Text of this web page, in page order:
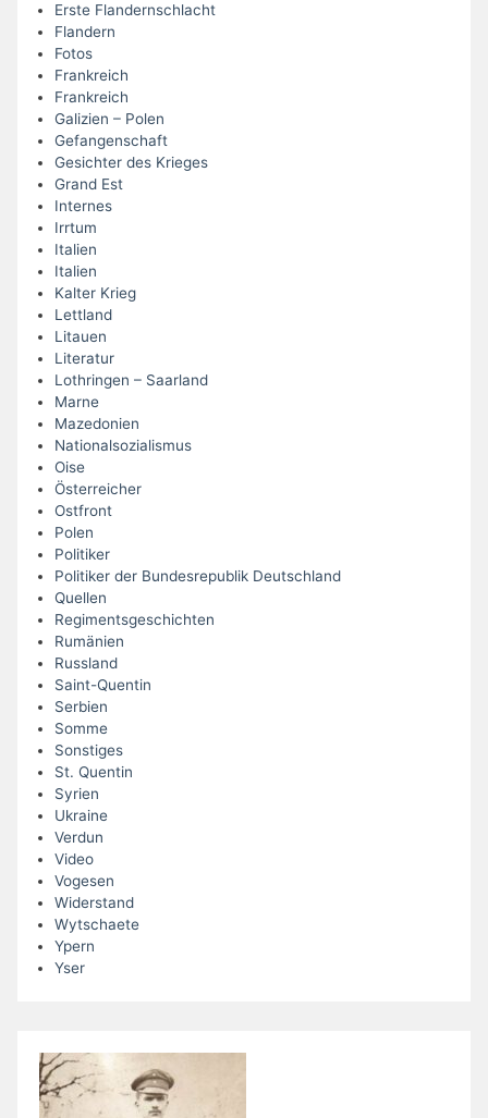
Erste Flandernschlacht
Flandern
Fotos
Frankreich
Frankreich
Galizien – Polen
Gefangenschaft
Gesichter des Krieges
Grand Est
Internes
Irrtum
Italien
Italien
Kalter Krieg
Lettland
Litauen
Literatur
Lothringen – Saarland
Marne
Mazedonien
Nationalsozialismus
Oise
Österreicher
Ostfront
Polen
Politiker
Politiker der Bundesrepublik Deutschland
Quellen
Regimentsgeschichten
Rumänien
Russland
Saint-Quentin
Serbien
Somme
Sonstiges
St. Quentin
Syrien
Ukraine
Verdun
Video
Vogesen
Widerstand
Wytschaete
Ypern
Yser